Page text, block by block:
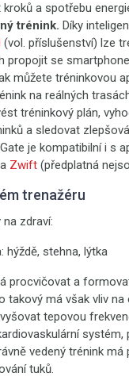
a spotřebu
trénink. Díky
(vol. příslušenství) lze
propojit se
můžete tréninkovou
na reálných
tréninkový plán,
a sledovat
je kompatibilní i s
Zwift (předplatná
trenažéru
zdraví:
hýždě, stehna, lýtka
procvičovat a
takový má však vliv
tepovou
systém,
vedený trénink má
tuků.